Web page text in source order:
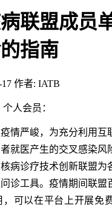
联盟成员
指南
作者: IATB
人会员：
情严峻，为充分利用互
就医产生的交叉感染风
病诊疗技术创新联盟为
诊工具。疫情期间联盟
可以在平台上开展免